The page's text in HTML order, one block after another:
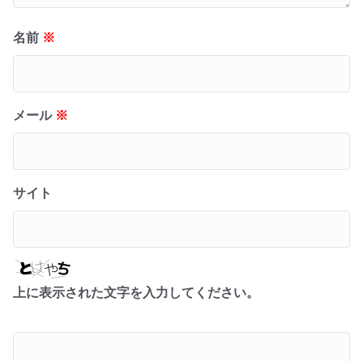
名前 ※
メール ※
サイト
上に表示された文字を入力してください。